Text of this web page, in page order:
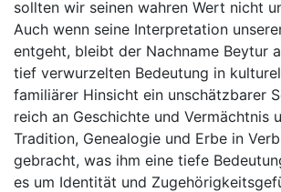
sollten wir seinen wahren Wert nicht
Auch wenn seine Interpretation
entgeht, bleibt der Nachname Beytur
tief verwurzelten Bedeutung in
familiärer Hinsicht ein unschätzbarer
reich an Geschichte und Vermächtnis
Tradition, Genealogie und Erbe in
gebracht, was ihm eine tiefe
es um Identität und